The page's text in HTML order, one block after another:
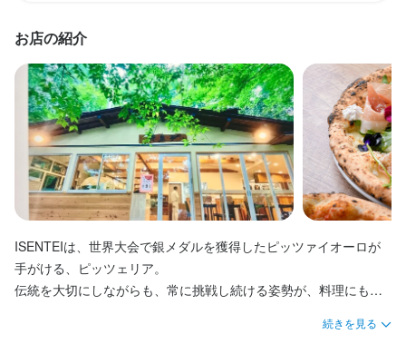
お店の紹介
ISENTEIは、世界大会で銀メダルを獲得したピッツァイオーロが
手がける、ピッツェリア。
伝統を大切にしながらも、常に挑戦し続ける姿勢が、料理にも職
ピッツァの技術はもちろん、接客、チームワーク、店舗運営の知
続きを見る
勤務時間
労働時間　月　約180時間
平日（月〜木）10:00～17:00
終電考慮あり ダブルワーク・副業OK 残業月20時間以下
長期勤務歓迎
固定シフト制(決まった時間・曜日に働ける)
休日・休暇
完全週休２日制／夏季休暇５〜１２日／冬季休暇５〜７日（年間
休日１20日以上）
です。
収入例
入社1年目・ピッツァイオーロ・週休２日年収480万円（月給３7
万円）
勤務時間
平日（月〜木）10:00～17:00
終電考慮あり ダブルワーク・副業OK 残業月20時間以下
長期勤務歓迎
収入例
入社2年目・マネージャーピッツァイオーロ・年収480万円（月給
４０万円）
勤務時間
労働時間　月　約180時間
平日（月〜木）10:00～17:00
終電考慮あり ダブルワーク・副業OK 残業月20時間以下
長期勤務歓迎
固定シフト制(決まった時間・曜日に働ける)
※提示している時給は、各種手当などを含む一年間の総支給額の平
勤務時間
シフト制　週2日以上
①10:00～17:00
残業月20時間以下
転勤なし 長期勤務歓迎 週2日からOK
週4日以上OK
シフト制